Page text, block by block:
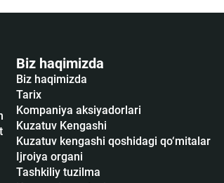
Biz haqimizda
Biz haqimizda
Tarix
Kompaniya aksiyadorlari
Kuzatuv Kengashi
Kuzatuv kengashi qoshidagi qo‘mitalar
Ijroiya organi
Tashkiliy tuzilma